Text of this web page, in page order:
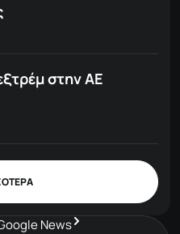
στην ΑΕ
News